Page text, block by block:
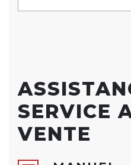
SERVICE
VENTE